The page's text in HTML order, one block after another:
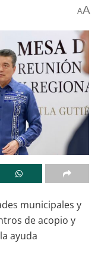
AA
municipales y
de acopio y
ayuda